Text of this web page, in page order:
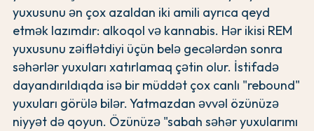
yuxusunu ən çox azaldan iki amili ayrıca qeyd
etmək lazımdır: alkoqol və kannabis. Hər ikisi REM
yuxusunu zəiflətdiyi üçün belə gecələrdən sonra
səhərlər yuxuları xatırlamaq çətin olur. İstifadə
dayandırıldıqda isə bir müddət çox canlı "rebound"
yuxuları görülə bilər. Yatmazdan əvvəl özünüzə
niyyət də qoyun. Özünüzə "sabah səhər yuxularımı